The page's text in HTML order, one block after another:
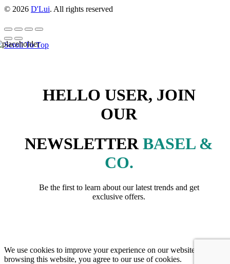
© 2026 D'Lui. All rights reserved
Scroll To Top
HELLO USER, JOIN
OUR
NEWSLETTER BASEL &
CO.
Be the first to learn about our latest trends and get
exclusive offers.
We use cookies to improve your experience on our website. By
browsing this website, you agree to our use of cookies.